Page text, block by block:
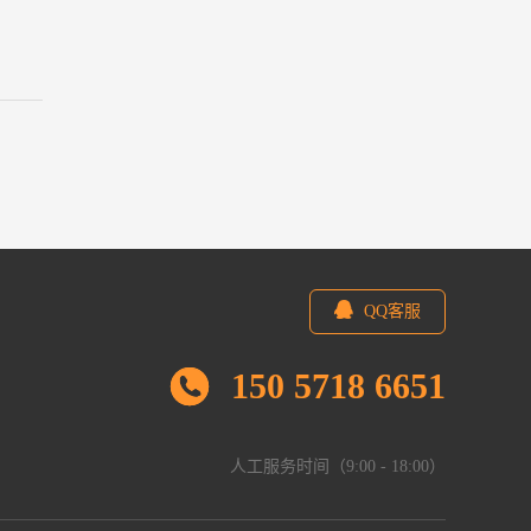
QQ客服
150 5718 6651
人工服务时间（9:00 - 18:00）